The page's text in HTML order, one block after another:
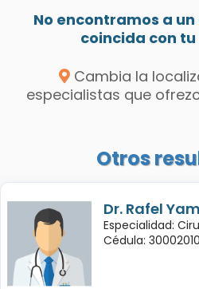
No encontramos a
coincida con
Cambia la
especialistas que
Otros
Dr. Rafel
Especialidad:
Cédula: 30002010